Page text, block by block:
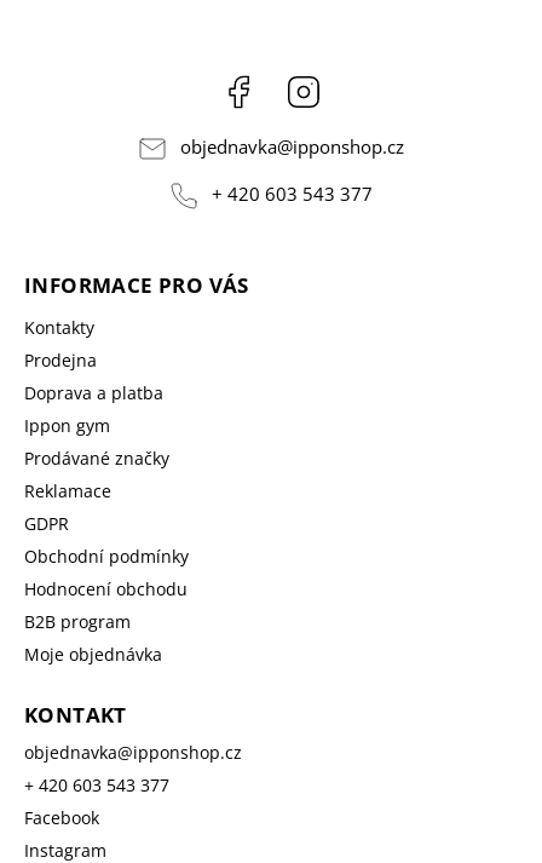
Facebook
objednavka@ipponshop.cz
+ 420 603 543 377
INFORMACE PRO VÁS
Kontakty
Prodejna
Doprava a platba
Ippon gym
Prodávané značky
Reklamace
GDPR
Obchodní podmínky
Hodnocení obchodu
B2B program
Moje objednávka
KONTAKT
objednavka@ipponshop.cz
+ 420 603 543 377
Facebook
Instagram